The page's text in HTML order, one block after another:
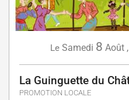
Le Samedi 8 Août,
La Guinguette du
PROMOTION LOCALE